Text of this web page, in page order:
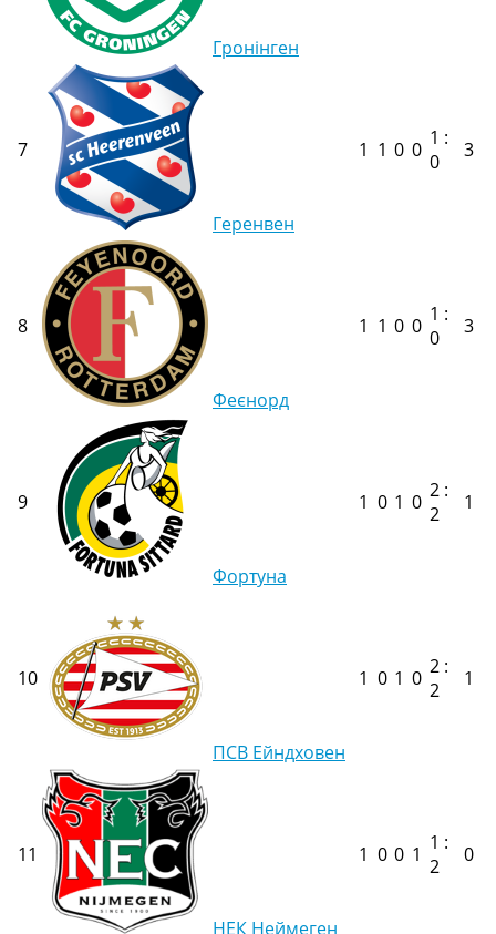
Гронінген
7
Геренвен
1 1 0 0 1 :
0
3
8
Феєнорд
1 1 0 0 1 :
0
3
9
Фортуна
1 0 1 0 2 :
2
1
10
ПСВ Ейндховен
1 0 1 0 2 :
2
1
11
НЕК Неймеген
1 0 0 1 1 :
2
0